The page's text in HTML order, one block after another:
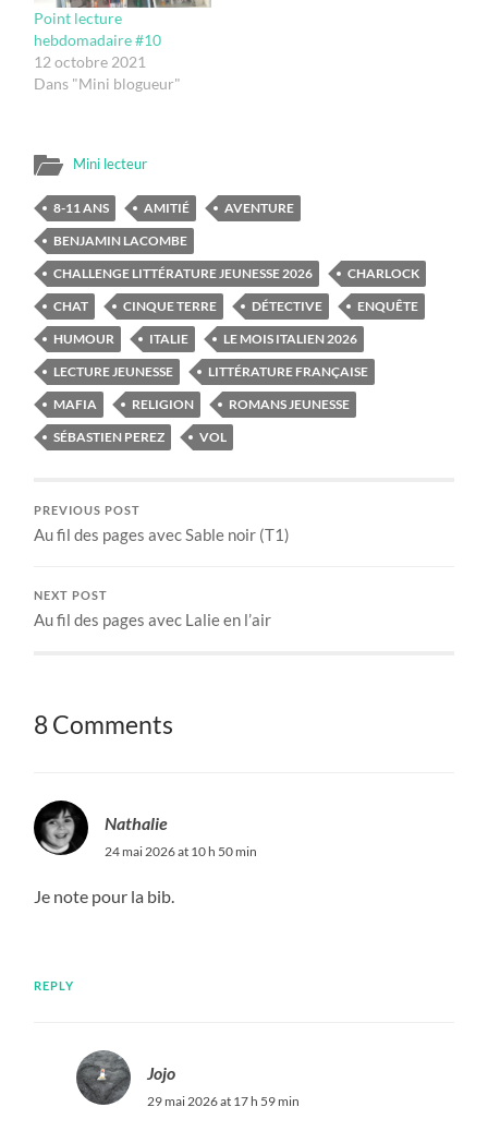
Point lecture
hebdomadaire #10
12 octobre 2021
Dans "Mini blogueur"
Mini lecteur
8-11 ANS AMITIÉ
AVENTURE
BENJAMIN LACOMBE
CHALLENGE LITTÉRATURE JEUNESSE 2026
CHARLOCK
CHAT
CINQUE TERRE DÉTECTIVE
ENQUÊTE
HUMOUR
ITALIE
LE MOIS ITALIEN 2026
LECTURE JEUNESSE
LITTÉRATURE FRANÇAISE
MAFIA
RELIGION
ROMANS JEUNESSE
SÉBASTIEN PEREZ
VOL
PREVIOUS POST
Au fil des pages avec Sable noir (T1)
NEXT POST
Au fil des pages avec Lalie en l’air
8 Comments
Nathalie
24 mai 2026 at 10 h 50 min
Je note pour la bib.
REPLY
Jojo
29 mai 2026 at 17 h 59 min